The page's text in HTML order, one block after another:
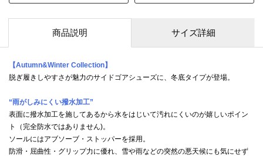
商品説明 サイズ詳細
【Autumn&Winter Collection】
脱ぎ履きしやすさが魅力のサイドゴアシューズに、冬底タイプが登場。
“雨がしみにくい撥水加工”
表面に撥水加工を施してあるから水をはじいて汚れにくいのが嬉しいポイン
ト（完全防水ではありません)。
ソールにはアブソーブ・ストッパーを採用。
防滑・屈曲性・グリップ力に優れ、雪や雨などの突然の悪天候にも気にせず